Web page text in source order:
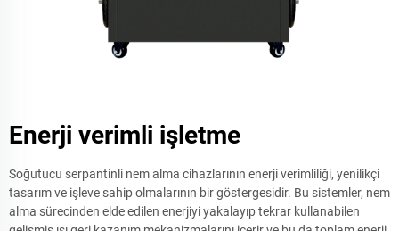
Enerji verimli işletme
Soğutucu serpantinli nem alma cihazlarının enerji verimliliği, yenilikçi
tasarım ve işleve sahip olmalarının bir göstergesidir. Bu sistemler, nem
alma sürecinden elde edilen enerjiyi yakalayıp tekrar kullanabilen